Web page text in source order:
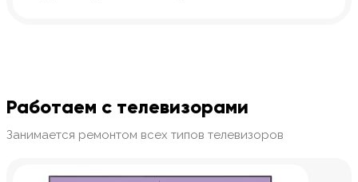
Работаем с телевизорами
Занимается ремонтом всех типов телевизоров